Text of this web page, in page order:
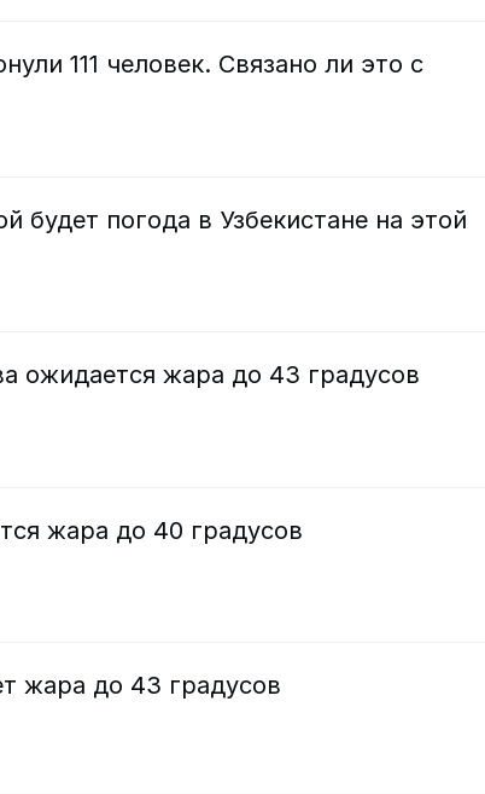
111 человек. Связано ли это с
будет погода в Узбекистане на этой
ожидается жара до 43 градусов
жара до 40 градусов
жара до 43 градусов